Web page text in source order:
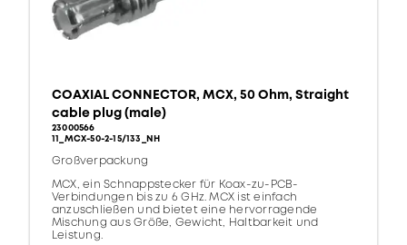
COAXIAL CONNECTOR, MCX, 50 Ohm, Straight
cable plug (male)
23000566
11_MCX-50-2-15/133_NH
Großverpackung
MCX, ein Schnappstecker für Koax-zu-PCB-
Verbindungen bis zu 6 GHz. MCX ist einfach
anzuschließen und bietet eine hervorragende
Mischung aus Größe, Gewicht, Haltbarkeit und
Leistung.